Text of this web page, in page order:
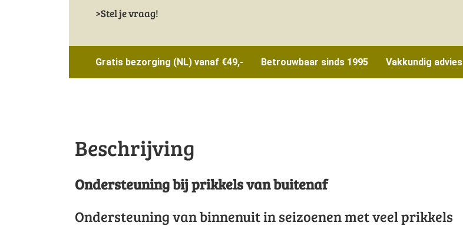
Stel je vraag!
Gratis bezorging (NL) vanaf €49,- Betrouwbaar sinds 1995 Vakkundig advies
Beschrijving
Ondersteuning bij prikkels van buitenaf
Ondersteuning van binnenuit in seizoenen met veel prikkels